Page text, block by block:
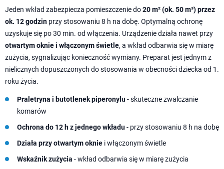
Jeden wkład zabezpiecza pomieszczenie do20 m² (ok. 50 m³) przez
ok. 12 godzin przy stosowaniu 8 h na dobę. Optymalną ochronę
uzyskuje się po 30 min. od włączenia. Urządzenie działa nawet przy
otwartym oknie i włączonym świetle, a wkład odbarwia się w miarę
zużycia, sygnalizując konieczność wymiany. Preparat jest jednym z
nielicznych dopuszczonych do stosowania w obecności dziecka od 1.
roku życia.
Praletryna i butotlenek piperonylu- skuteczne zwalczanie
komarów
Ochrona do 12 h z jednego wkładu- przy stosowaniu 8 h na dobę
Działa przy otwartym oknie i włączonym świetle
Wskaźnik zużycia - wkład odbarwia się w miarę zużycia